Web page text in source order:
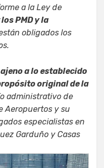
a la Ley de
PMD y la
obligados los
a lo establecido
original de la
administrativo de
Aeropuertos y su
especialistas en
Garduño y Casas